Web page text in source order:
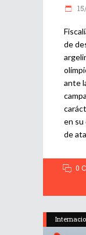
de
ante
en su
de
0